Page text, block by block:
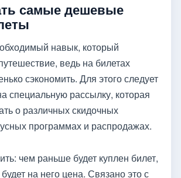
самые дешевые
навык, который
ведь на билетах
сэкономить. Для этого следует
специальную рассылку, которая
о различных скидочных
программах и распродажах.
чем раньше будет куплен билет,
на него цена. Связано это с